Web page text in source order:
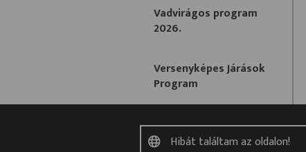
Vadvirágos program
2026.
Versenyképes Járások
Program